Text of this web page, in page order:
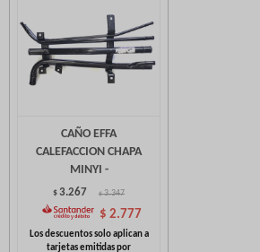
CAÑO EFFA
CALEFACCION CHAPA
MINYI -
$3.267 $ 3.347
$ 2.777